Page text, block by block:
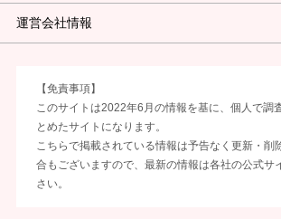
運営会社情報
【免責事項】
このサイトは2022年6月の情報を基に、個人で調
とめたサイトになります。
こちらで掲載されている情報は予告なく更新・削
合もございますので、最新の情報は各社の公式サ
さい。